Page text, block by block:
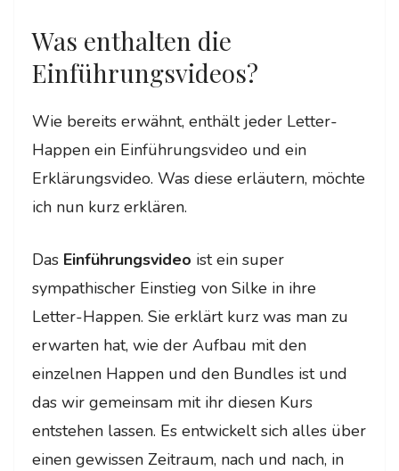
Was enthalten die
Einführungsvideos?
Wie bereits erwähnt, enthält jeder Letter-
Happen ein Einführungsvideo und ein
Erklärungsvideo. Was diese erläutern, möchte
ich nun kurz erklären.
Das Einführungsvideo ist ein super
sympathischer Einstieg von Silke in ihre
Letter-Happen. Sie erklärt kurz was man zu
erwarten hat, wie der Aufbau mit den
einzelnen Happen und den Bundles ist und
das wir gemeinsam mit ihr diesen Kurs
entstehen lassen. Es entwickelt sich alles über
einen gewissen Zeitraum, nach und nach, in